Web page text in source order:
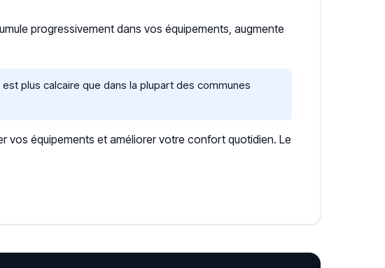
progressivement dans vos équipements, augmente
plus calcaire que dans la plupart des communes
vos équipements et améliorer votre confort quotidien. Le